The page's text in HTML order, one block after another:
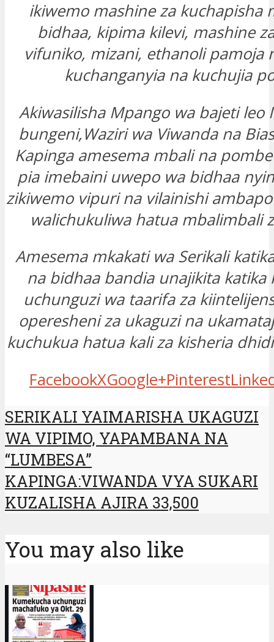
ikiwemo mashine za kuchapisha
bidhaa, kipima kilevi, mashine
vifuniko, mizani, ethanoli pamoja
kuchanganyia na kuchujia
Akiwasilisha Mpango wa bajeti leo
bungeni,Waziri wa Viwanda na
Kapinga amesema mbali na pombe
pia imebaini uwepo wa bidhaa
zikiwemo vipuri na vilainishi
walichukuliwa hatua mbalimbali
Amesema mkakati wa Serikali
na bidhaa bandia unajikita katika
uchunguzi wa taarifa za
operesheni za ukaguzi na
kuchukua hatua kali za kisheria
FacebookXGoogle+Pinterest
SERIKALI YAIMARISHA UKAGUZI
WA VIPIMO, YAPAMBANA NA
“LUMBESA”
KAPINGA:VIWANDA VYA SUKARI
KUZALISHA AJIRA 33,500
You may also like